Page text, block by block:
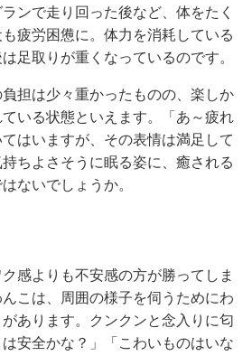
ンで走り回った後など、体をたく
疲労困憊に。体力を消耗している
足取りが重くなっているのです。
担は少々重かったものの、楽しか
いる状態といえます。「あ～疲れ
はいますが、その表情は満足して
ちよさそうに眠る姿に、癒される
ないでしょうか。
感よりも不安感の方が勝ってしま
こは、周囲の様子を伺うためにわ
あります。クンクンと念入りに匂
安全かな？」「こわいものはいな